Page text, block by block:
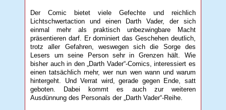
Der Comic bietet viele Gefechte und reichlich
Lichtschwertaction und einen Darth Vader, der sich
einmal mehr als praktisch unbezwingbare Macht
präsentieren darf. Er dominiert das Geschehen deutlich,
trotz aller Gefahren, weswegen sich die Sorge des
Lesers um seine Person sehr in Grenzen hält. Wie
bisher auch in den „Darth Vader“-Comics, interessiert es
einen tatsächlich mehr, wer nun wen wann und warum
hintergeht. Und Verrat wird, gerade gegen Ende, satt
geboten. Dabei kommt es auch zur weiteren
Ausdünnung des Personals der „Darth Vader“-Reihe.